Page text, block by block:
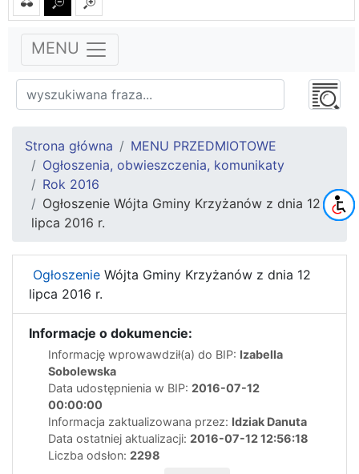
MENU
Strona główna
MENU PRZEDMIOTOWE
Ogłoszenia, obwieszczenia, komunikaty
Rok 2016
Ogłoszenie Wójta Gminy Krzyżanów z dnia 12
lipca 2016 r.
Ogłoszenie Wójta Gminy Krzyżanów z dnia 12
lipca 2016 r.
Informacje o dokumencie:
Informację wprowawdził(a) do BIP: Izabella
Sobolewska
Data udostępnienia w BIP: 2016-07-12
00:00:00
Informacja zaktualizowana przez: Idziak Danuta
Data ostatniej aktualizacji: 2016-07-12 12:56:18
Liczba odsłon: 2298